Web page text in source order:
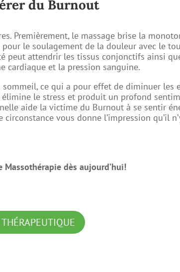
du Burnout
Premièrement, le massage brise la
le soulagement de la douleur avec le
peut attendrir les tissus conjonctifs ainsi
cardiaque et la pression sanguine.
ce qui a pour effet de diminuer les
le stress et produit un profond
aide la victime du Burnout à se sentir
vous donne l’impression qu’il
Massothérapie dès aujourd’hui!